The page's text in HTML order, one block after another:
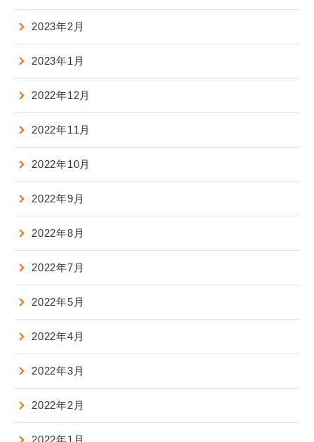
2023年2月
2023年1月
2022年12月
2022年11月
2022年10月
2022年9月
2022年8月
2022年7月
2022年5月
2022年4月
2022年3月
2022年2月
2022年1月